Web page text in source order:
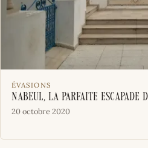
ÉVASIONS
Nabeul, la parfaite escapade
20 octobre 2020